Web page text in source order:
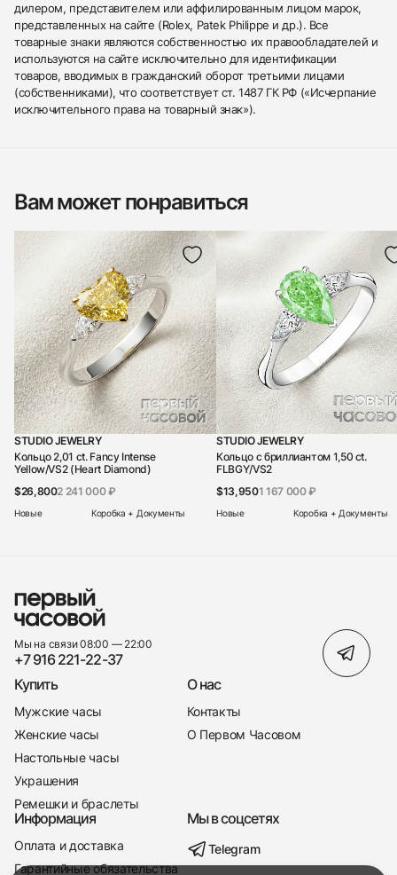
дилером, представителем или аффилированным лицом марок,
представленных на сайте (Rolex, Patek Philippe и др.). Все
товарные знаки являются собственностью их правообладателей и
используются на сайте исключительно для идентификации
товаров, вводимых в гражданский оборот третьими лицами
(собственниками), что соответствует ст. 1487 ГК РФ («Исчерпание
исключительного права на товарный знак»).
Вам может понравиться
STUDIO JEWELRY
Кольцо 2,01 ct. Fancy Intense
Yellow/VS2 (Heart Diamond)
$26,8002 241 000 ₽
Новые Коробка + Документы
STUDIO JEWELRY
Кольцо с бриллиантом 1,50 ct.
FLBGY/VS2
$13,9501 167 000 ₽
Новые Коробка + Документы
Мы на связи 08:00 — 22:00
+7 916 221-22-37
Купить
Мужские часы
Женские часы
Настольные часы
Украшения
Ремешки и браслеты
О нас
Контакты
О Первом Часовом
Информация
Оплата и доставка
Гарантийные обязательства
Мы в соцсетях
Telegram